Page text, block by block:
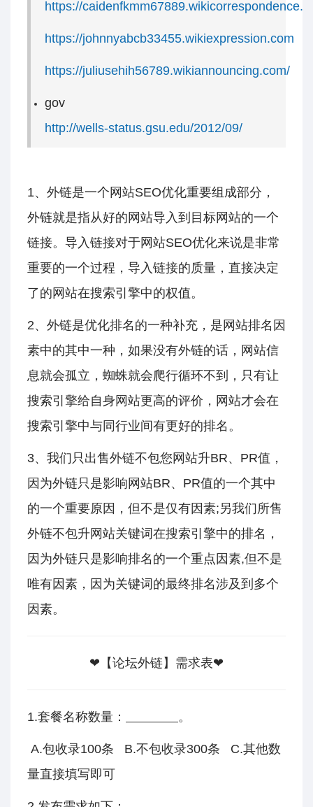
https://
https://johnnyabcb33455.wikiexpression.com
https://juliusehih56789.wikiannouncing.com/
gov
http://wells-status.gsu.edu/2012/09/
1、外链是一个网站SEO优化重要组成部分，
外链就是指从好的网站导入到目标网站的一个
链接。导入链接对于网站SEO优化来说是非常
重要的一个过程，导入链接的质量，直接决定
了的网站在搜索引擎中的权值。
2、外链是优化排名的一种补充，是网站排名因
素中的其中一种，如果没有外链的话，网站信
息就会孤立，蜘蛛就会爬行循环不到，只有让
搜索引擎给自身网站更高的评价，网站才会在
搜索引擎中与同行业间有更好的排名。
3、我们只出售外链不包您网站升BR、PR值，
因为外链只是影响网站BR、PR值的一个其中
的一个重要原因，但不是仅有因素;另我们所售
外链不包升网站关键词在搜索引擎中的排名，
因为外链只是影响排名的一个重点因素,但不是
唯有因素，因为关键词的最终排名涉及到多个
因素。
❤【论坛外链】需求表❤
1.套餐名称数量： 。
A.包收录100条 B.不包收录300条 C.其他数
量直接填写即可